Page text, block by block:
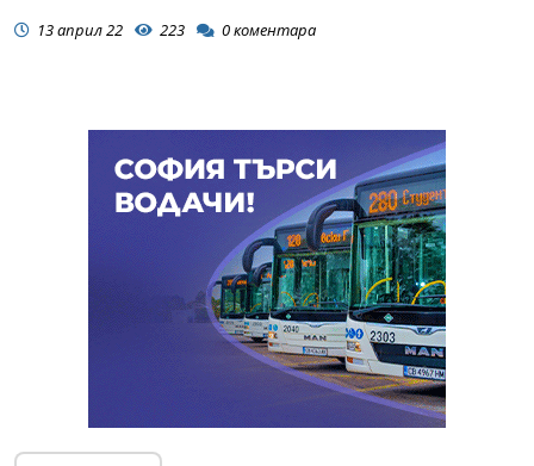
13 април 22 223 0коментара